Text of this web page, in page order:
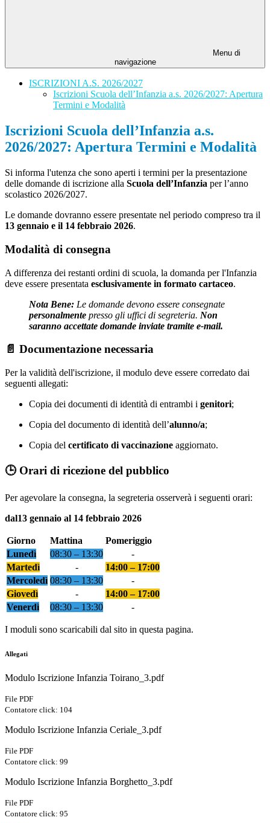
Menu di
navigazione
ISCRIZIONI A.S. 2026/2027
Iscrizioni Scuola dell’Infanzia a.s. 2026/2027: Apertura
Termini e Modalità
Iscrizioni Scuola dell’Infanzia a.s.
2026/2027: Apertura Termini e Modalità
Si informa l'utenza che sono aperti i termini per la presentazione
delle domande di iscrizione alla Scuola dell’Infanzia per l’anno
scolastico 2026/2027.
Le domande dovranno essere presentate nel periodo compreso tra il
13 gennaio e il 14 febbraio 2026.
Modalità di consegna
A differenza dei restanti ordini di scuola, la domanda per l'Infanzia
deve essere presentata esclusivamente in formato cartaceo.
Nota Bene: Le domande devono essere consegnate
personalmente presso gli uffici di segreteria. Non
saranno accettate domande inviate tramite e-mail.
📄 Documentazione necessaria
Per la validità dell'iscrizione, il modulo deve essere corredato dai
seguenti allegati:
Copia dei documenti di identità di entrambi i genitori;
Copia del documento di identità dell’alunno/a;
Copia del certificato di vaccinazione aggiornato.
🕒 Orari di ricezione del pubblico
Per agevolare la consegna, la segreteria osserverà i seguenti orari:
dal13 gennaio al 14 febbraio 2026
Giorno Mattina
Pomeriggio
Lunedì
08:30 – 13:30
-
Martedì
-
14:00 – 17:00
Mercoledì 08:30 – 13:30
-
Giovedì
-
14:00 – 17:00
Venerdì
08:30 – 13:30 -
I moduli sono scaricabili dal sito in questa pagina.
Allegati
Modulo Iscrizione Infanzia Toirano_3.pdf
File PDF
Contatore click: 104
Modulo Iscrizione Infanzia Ceriale_3.pdf
File PDF
Contatore click: 99
Modulo Iscrizione Infanzia Borghetto_3.pdf
File PDF
Contatore click: 95